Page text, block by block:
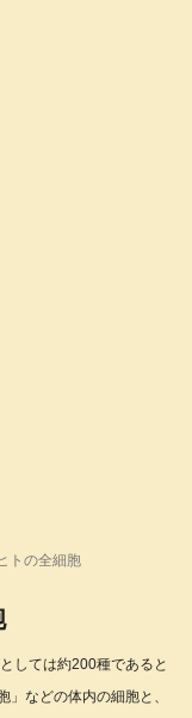
トの全細胞
しては約200種であると
などの体内の細胞と、